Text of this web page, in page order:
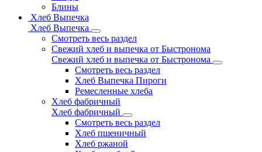
Блины
Хлеб Выпечка
Хлеб Выпечка
Смотреть весь раздел
Свежий хлеб и выпечка от Быстронома
Свежий хлеб и выпечка от Быстронома
Смотреть весь раздел
Хлеб Выпечка Пироги
Ремесленные хлеба
Хлеб фабричный
Хлеб фабричный
Смотреть весь раздел
Хлеб пшеничный
Хлеб ржаной